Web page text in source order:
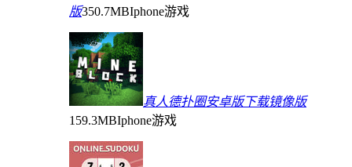
版350.7MBIphone游戏
真人德扑圈安卓版下载镜像版
159.3MBIphone游戏